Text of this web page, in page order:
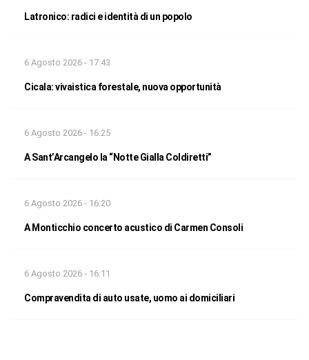
Latronico: radici e identità di un popolo
6 Agosto 2026 - 17:43
Cicala: vivaistica forestale, nuova opportunità
6 Agosto 2026 - 16:25
A Sant’Arcangelo la “Notte Gialla Coldiretti”
6 Agosto 2026 - 16:20
A Monticchio concerto acustico di Carmen Consoli
6 Agosto 2026 - 16:11
Compravendita di auto usate, uomo ai domiciliari